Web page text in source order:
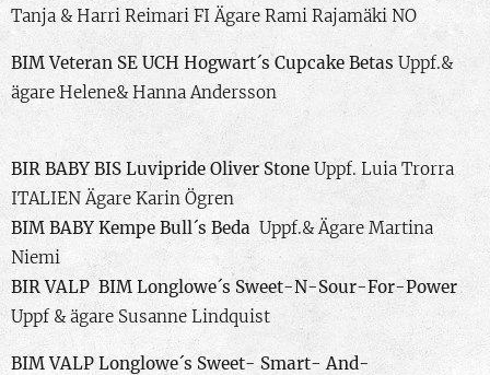
Tanja & Harri Reimari FI Ägare Rami Rajamäki NO
BIM Veteran SE UCH Hogwart´s Cupcake Betas Uppf.&
ägare Helene& Hanna Andersson
BIR BABY BIS Luvipride Oliver StoneUppf. Luia Trorra
ITALIEN Ägare Karin Ögren
BIM BABYKempe Bull´s Beda Uppf.& Ägare Martina
Niemi
BIR VALP BIM Longlowe´s Sweet-N-Sour-For-Power
Uppf & ägare Susanne Lindquist
BIM VALPLonglowe´s Sweet- Smart- And-